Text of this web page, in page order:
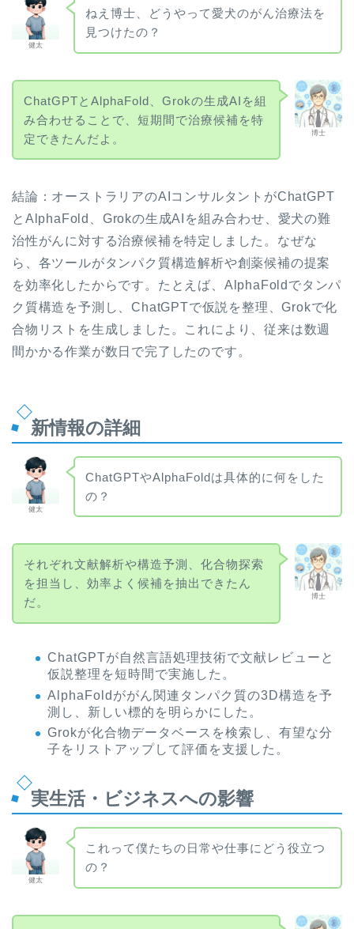
健太
ねえ博士、どうやって愛犬のがん治療法を
見つけたの？
博士
ChatGPTとAlphaFold、Grokの生成AIを組
み合わせることで、短期間で治療候補を特
定できたんだよ。
結論：オーストラリアのAIコンサルタントがChatGPT
とAlphaFold、Grokの生成AIを組み合わせ、愛犬の難
治性がんに対する治療候補を特定しました。なぜな
ら、各ツールがタンパク質構造解析や創薬候補の提案
を効率化したからです。たとえば、AlphaFoldでタンパ
ク質構造を予測し、ChatGPTで仮説を整理、Grokで化
合物リストを生成しました。これにより、従来は数週
間かかる作業が数日で完了したのです。
新情報の詳細
健太
ChatGPTやAlphaFoldは具体的に何をした
の？
博士
それぞれ文献解析や構造予測、化合物探索
を担当し、効率よく候補を抽出できたん
だ。
ChatGPTが自然言語処理技術で文献レビューと
仮説整理を短時間で実施した。
AlphaFoldががん関連タンパク質の3D構造を予
測し、新しい標的を明らかにした。
Grokが化合物データベースを検索し、有望な分
子をリストアップして評価を支援した。
実生活・ビジネスへの影響
健太
これって僕たちの日常や仕事にどう役立つ
の？